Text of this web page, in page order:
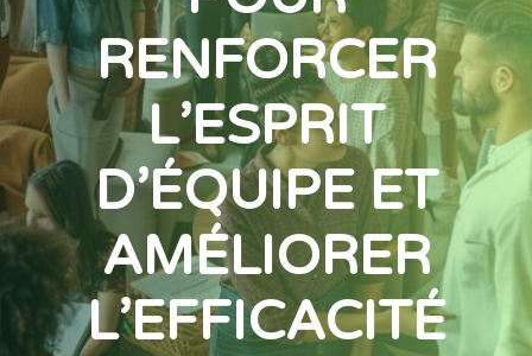
RENFORCER
L’ESPRIT
D’ÉQUIPE ET
AMÉLIORER
L’EFFICACITÉ